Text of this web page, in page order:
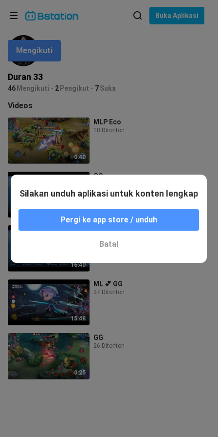
Buka Aplikasi
Duran 33
46 Mengikuti 2 Pengikut 7Suka
Mengikuti
Videos
0:40
MLP Eco
18 Ditonton
25:52
GG supreme
16:40
GG
15:48
ML 💕 GG
37 Ditonton
0:25
GG
26 Ditonton
Bahasa: Bahasa Indonesia
Pilih bahasa
English
ภาษาไทย
Tiếng Việt
Bahasa Melayu
Silakan unduh aplikasi untuk konten lengkap
Pergi ke app store / unduh
Batal